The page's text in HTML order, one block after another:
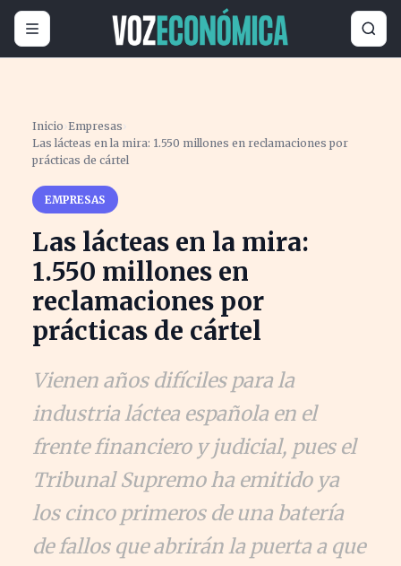
Inicio ›Empresas ›
Las lácteas en la mira: 1.550 millones en reclamaciones por
prácticas de cártel
EMPRESAS
Las lácteas en la mira:
1.550 millones en
reclamaciones por
prácticas de cártel
Vienen años difíciles para la
industria láctea española en el
frente financiero y judicial, pues el
Tribunal Supremo ha emitido ya
los cinco primeros de una batería
de fallos que abrirán la puerta a que